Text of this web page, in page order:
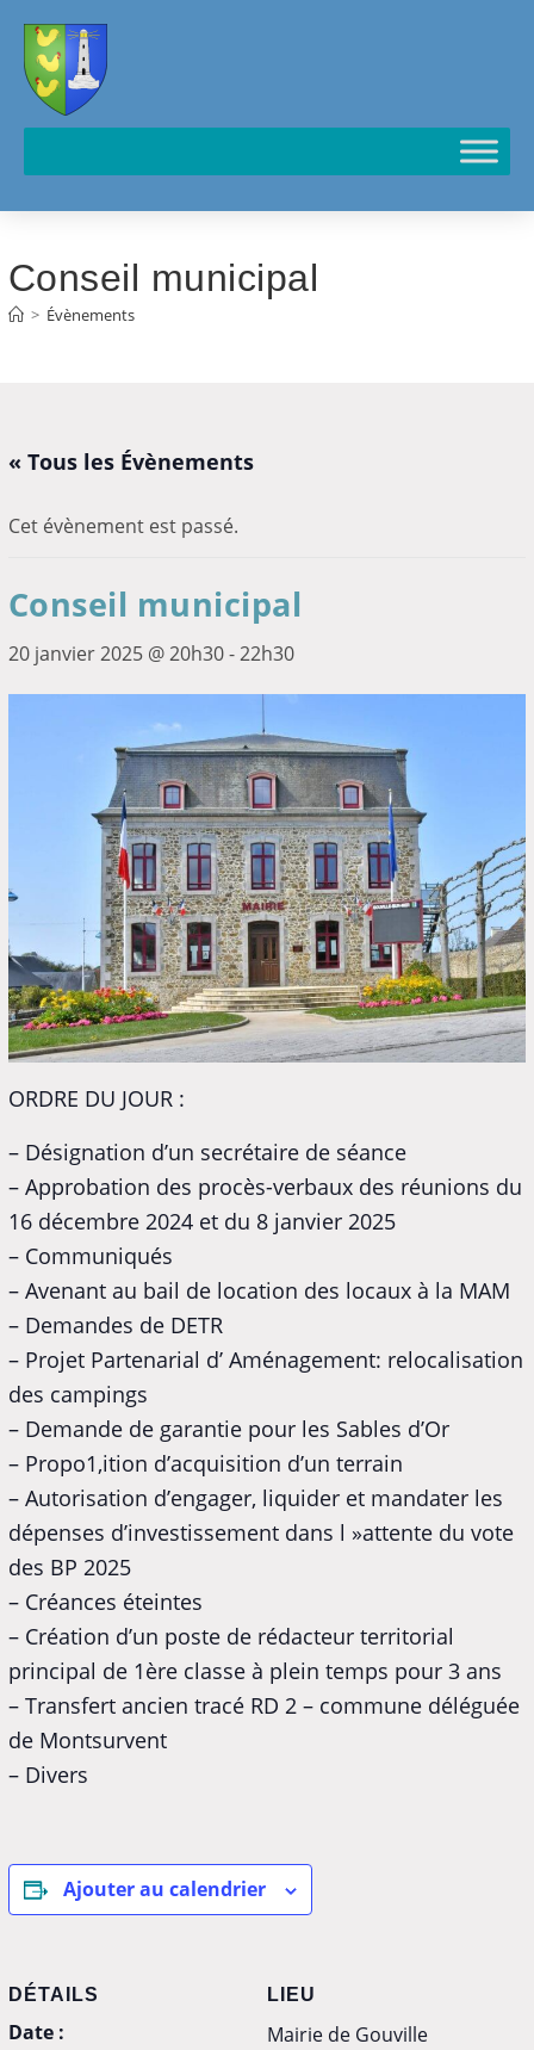
Conseil municipal
> Évènements
« Tous les Évènements
Cet évènement est passé.
Conseil municipal
20 janvier 2025 @ 20h30-22h30
ORDRE DU JOUR :
– Désignation d’un secrétaire de séance
– Approbation des procès-verbaux des réunions du
16 décembre 2024 et du 8 janvier 2025
– Communiqués
– Avenant au bail de location des locaux à la MAM
– Demandes de DETR
– Projet Partenarial d’ Aménagement: relocalisation
des campings
– Demande de garantie pour les Sables d’Or
– Propo1,ition d’acquisition d’un terrain
– Autorisation d’engager, liquider et mandater les
dépenses d’investissement dans l »attente du vote
des BP 2025
– Créances éteintes
– Création d’un poste de rédacteur territorial
principal de 1ère classe à plein temps pour 3 ans
– Transfert ancien tracé RD 2 – commune déléguée
de Montsurvent
– Divers
Ajouter au calendrier
DÉTAILS
Date :
LIEU
Mairie de Gouville